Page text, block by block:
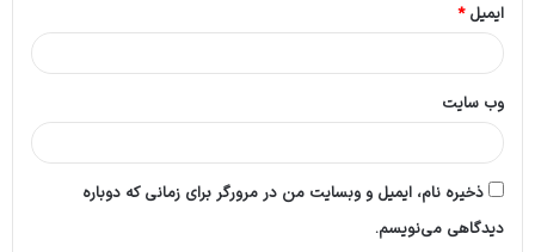
ایمیل*
وب‌ سایت
ذخیره نام، ایمیل و وبسایت من در مرورگر برای زمانی که دوباره
دیدگاهی می‌نویسم.